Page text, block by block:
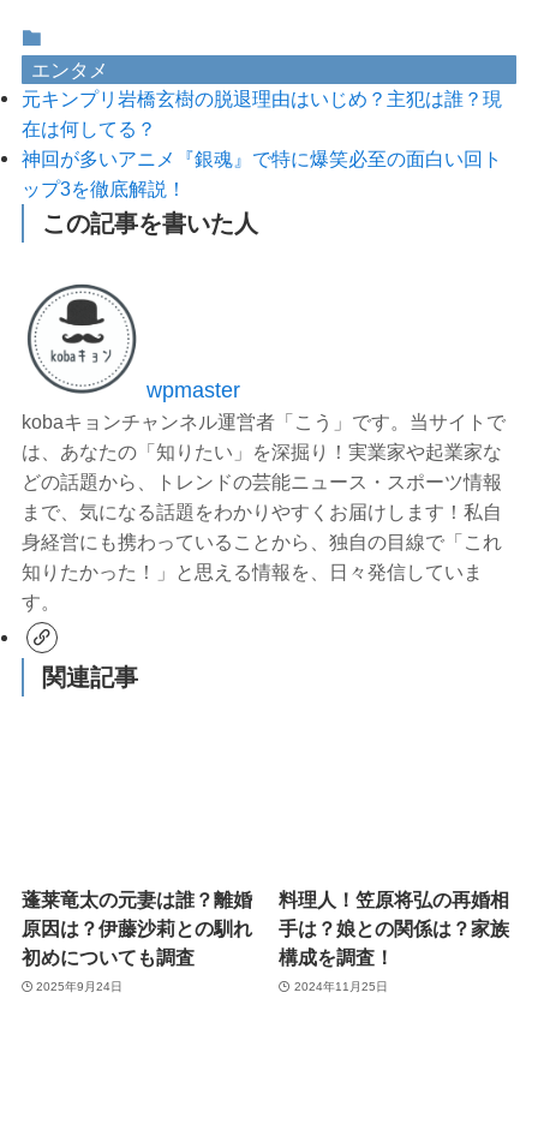
エンタメ
元キンプリ岩橋玄樹の脱退理由はいじめ？主犯は誰？現
在は何してる？
神回が多いアニメ『銀魂』で特に爆笑必至の面白い回ト
ップ3を徹底解説！
この記事を書いた人
wpmaster
kobaキョンチャンネル運営者「こう」です。当サイトで
は、あなたの「知りたい」を深掘り！実業家や起業家な
どの話題から、トレンドの芸能ニュース・スポーツ情報
まで、気になる話題をわかりやすくお届けします！私自
身経営にも携わっていることから、独自の目線で「これ
知りたかった！」と思える情報を、日々発信していま
す。
関連記事
蓬莱竜太の元妻は誰？離婚
原因は？伊藤沙莉との馴れ
初めについても調査
2025年9月24日
料理人！笠原将弘の再婚相
手は？娘との関係は？家族
構成を調査！
2024年11月25日